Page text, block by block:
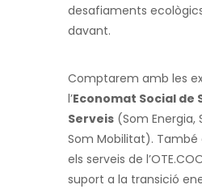
desafiaments
davant.
Comptarem amb les
l’Economat Social de
Serveis (Som Energia,
Som Mobilitat). També
els serveis de
suport a la transició